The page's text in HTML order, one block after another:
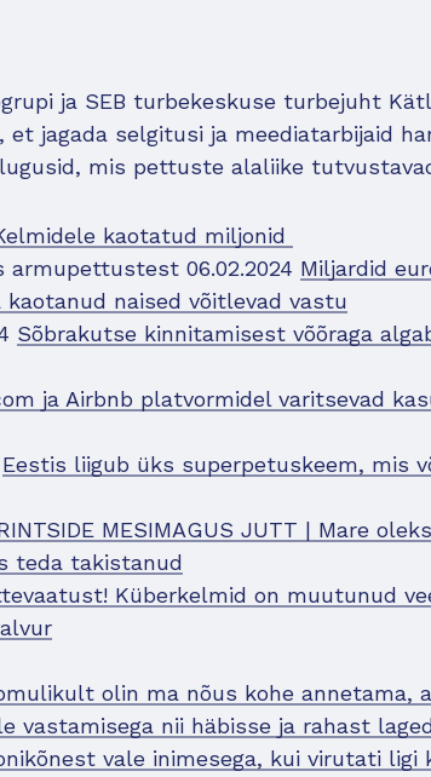
ja SEB turbekeskuse turbejuht
jagada selgitusi ja meediatarbijaid
mis pettuste alaliike
kaotatud miljonid
06.02.2024 Miljardid
naised võitlevad vastu
Sõbrakutse kinnitamisest võõraga
ja Airbnb platvormidel varitsevad
Eestis liigub üks superpetuskeem, mis
MESIMAGUS JUTT | Mare
teda takistanud
Küberkelmid on muutunud
olin ma nõus kohe annetama,
vastamisega nii häbisse ja rahast
vale inimesega, kui virutati ligi